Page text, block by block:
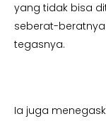
yang tidak bisa
seberat-beratnya
tegasnya.
Ia juga